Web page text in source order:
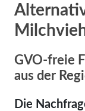
GVO-freie
aus der
Die